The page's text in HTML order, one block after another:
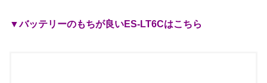
▼バッテリーのもちが良いES-LT6Cはこちら